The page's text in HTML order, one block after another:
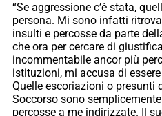
“Se aggressione c’è stata,
persona. Mi sono infatti
insulti e percosse da parte
che ora per cercare di
incommentabile ancor più
istituzioni, mi accusa di
Quelle escoriazioni o presunti
Soccorso sono
percosse a me indirizzate. Il